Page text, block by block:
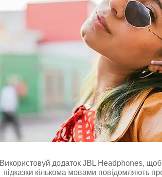
Використовуй додаток JBL Headphones,
підказки кількома мовами повідомляють